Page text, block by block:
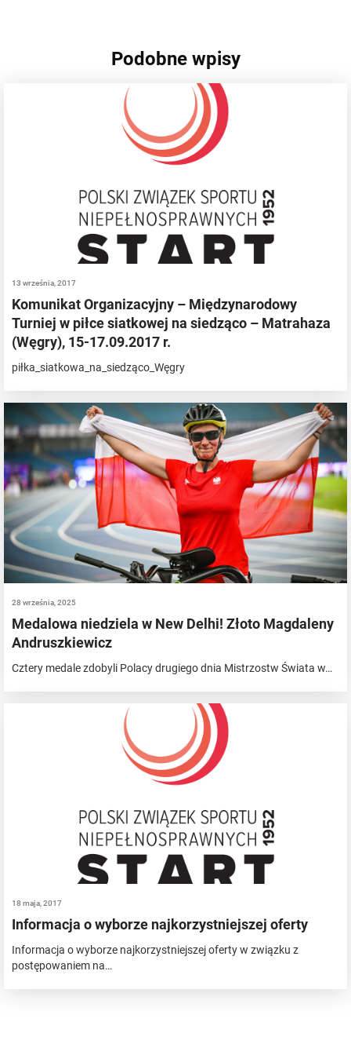
Podobne wpisy
13 września, 2017
Komunikat Organizacyjny – Międzynarodowy
Turniej w piłce siatkowej na siedząco – Matrahaza
(Węgry), 15-17.09.2017 r.
piłka_siatkowa_na_siedząco_Węgry
28 września, 2025
Medalowa niedziela w New Delhi! Złoto Magdaleny
Andruszkiewicz
Cztery medale zdobyli Polacy drugiego dnia Mistrzostw Świata w…
18 maja, 2017
Informacja o wyborze najkorzystniejszej oferty
Informacja o wyborze najkorzystniejszej oferty w związku z
postępowaniem na…